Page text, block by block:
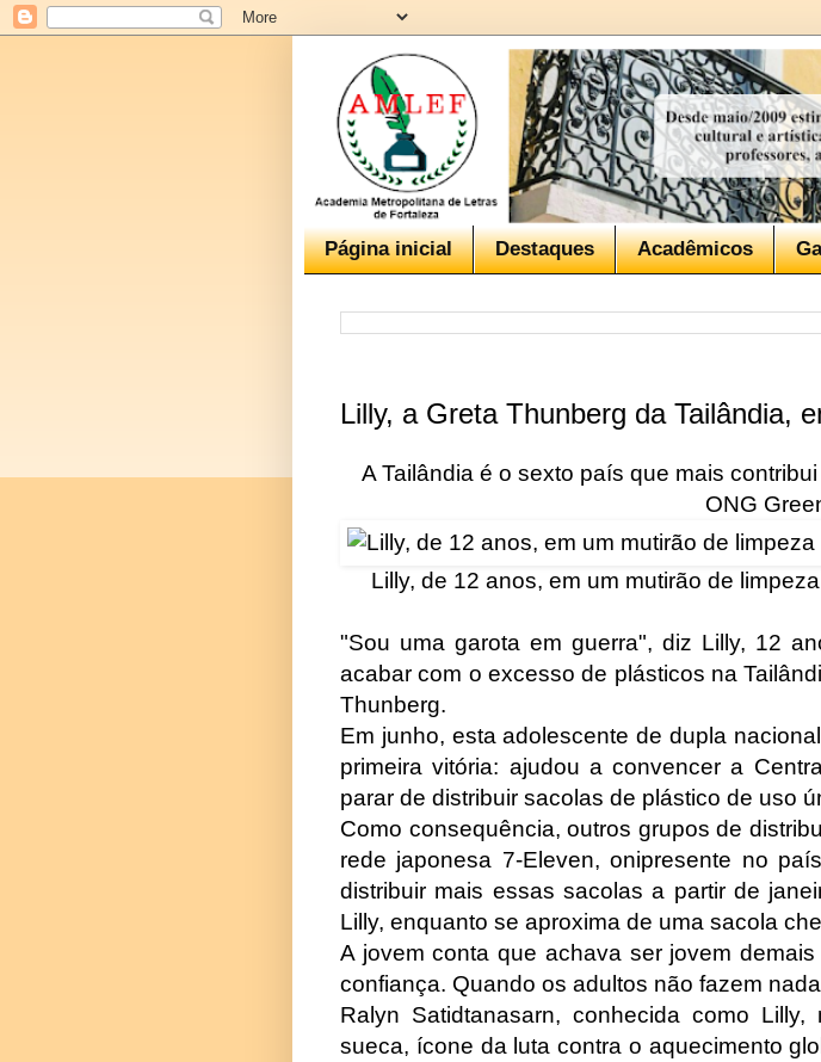
Página inicial Destaques Acadêmicos
Lilly, a Greta Thunberg da Tailândia,
A Tailândia é o sexto país que mais
ONG
Lilly, de 12 anos, em um mutirão de
"Sou uma garota em guerra", diz Lilly, 12
acabar com o excesso de plásticos na
Thunberg.
Em junho, esta adolescente de dupla
primeira vitória: ajudou a convencer a
parar de distribuir sacolas de plástico de uso
Como consequência, outros grupos de
rede japonesa 7-Eleven, onipresente no
distribuir mais essas sacolas a partir de
Lilly, enquanto se aproxima de uma sacola
A jovem conta que achava ser jovem
confiança. Quando os adultos não fazem
Ralyn Satidtanasarn, conhecida como
sueca, ícone da luta contra o aquecimento